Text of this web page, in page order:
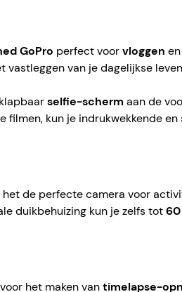
GoPro perfect voorvloggen en
vastleggen van je dagelijkse
selfie-scherm aan de
filmen, kun je indrukwekkende
het de perfecte camera voor
duikbehuizing kun je zelfs tot
het maken vantimelapse-